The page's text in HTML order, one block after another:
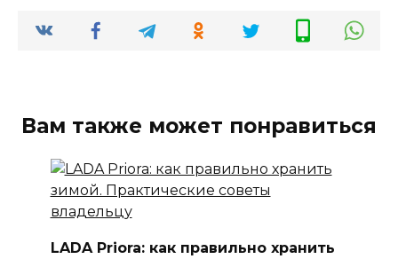
Вам также может понравиться
LADA Priora: как правильно хранить